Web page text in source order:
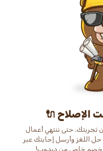
الإصلاح 🔌
تجربتك. حتى ننتهي أعمال
اللغز وأرسل إجابتك عبر
خصم خاص من دبدوب!